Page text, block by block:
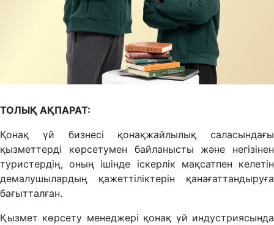
ТОЛЫҚ АҚПАРАТ:
Қонақ үй бизнесі қонақжайлылық саласындағы
қызметтерді көрсетумен байланысты және негізінен
туристердің, оның ішінде іскерлік мақсатпен келетін
демалушылардың қажеттіліктерін қанағаттандыруға
бағытталған.
Қызмет көрсету менеджері қонақ үй индустриясында